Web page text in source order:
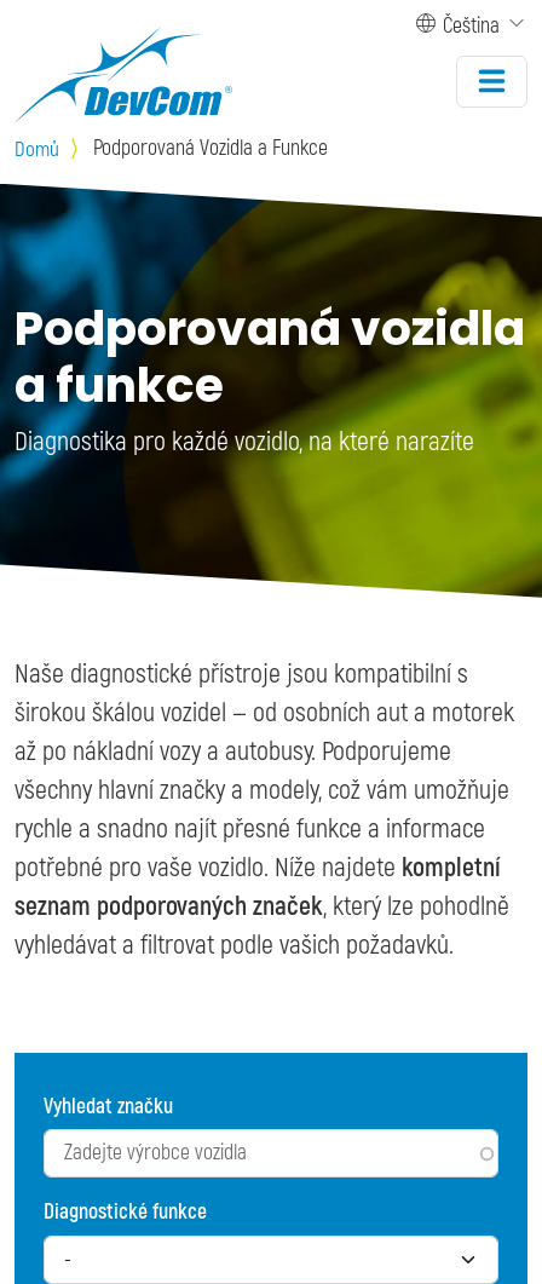
Čeština
Domů Podporovaná Vozidla a Funkce
Podporovaná vozidla
a funkce
Diagnostika pro každé vozidlo, na které narazíte
Naše diagnostické přístroje jsou kompatibilní s
širokou škálou vozidel — od osobních aut a motorek
až po nákladní vozy a autobusy. Podporujeme
všechny hlavní značky a modely, což vám umožňuje
rychle a snadno najít přesné funkce a informace
potřebné pro vaše vozidlo. Níže najdete kompletní
seznam podporovaných značek, který lze pohodlně
vyhledávat a filtrovat podle vašich požadavků.
Vyhledat značku
Diagnostické funkce